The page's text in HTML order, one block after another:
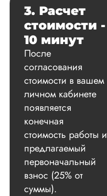
3. Расчет
стоимости -
10 минут
После
согласования
стоимости в вашем
личном кабинете
появляется
конечная
стоимость работы и
предлагаемый
первоначальный
взнос (25% от
суммы).